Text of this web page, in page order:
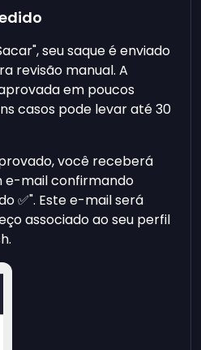
seu saque é enviado
revisão manual. A
em poucos
casos pode levar até 30
você receberá
mail confirmando
✅". Este e-mail será
associado ao seu perfil